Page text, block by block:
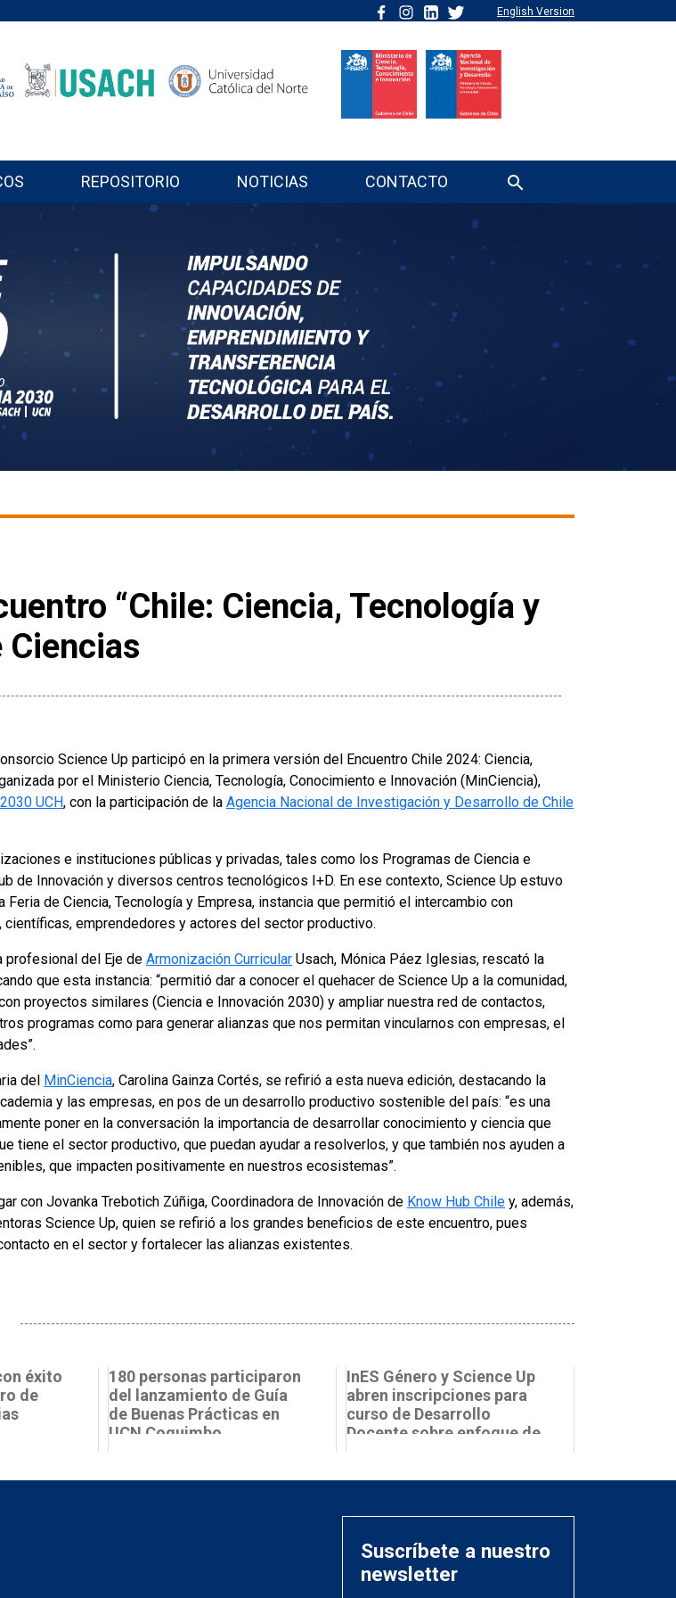
English Version
REPOSITORIO NOTICIAS CONTACTO
“Chile: Ciencia, Tecnología y
Ciencias
Science Up participó en la primera versión del Encuentro Chile 2024: Ciencia,
por el Ministerio Ciencia, Tecnología, Conocimiento e Innovación (MinCiencia),
UCH, con la participación de la Agencia Nacional de Investigación y Desarrollo de Chile
e instituciones públicas y privadas, tales como los Programas de Ciencia e
de Innovación y diversos centros tecnológicos I+D. En ese contexto, Science Up estuvo
Feria de Ciencia, Tecnología y Empresa, instancia que permitió el intercambio con
emprendedores y actores del sector productivo.
profesional del Eje de Armonización Curricular Usach, Mónica Páez Iglesias, rescató la
que esta instancia: “permitió dar a conocer el quehacer de Science Up a la comunidad,
proyectos similares (Ciencia e Innovación 2030) y ampliar nuestra red de contactos,
programas como para generar alianzas que nos permitan vincularnos con empresas, el
del MinCiencia, Carolina Gainza Cortés, se refirió a esta nueva edición, destacando la
y las empresas, en pos de un desarrollo productivo sostenible del país: “es una
poner en la conversación la importancia de desarrollar conocimiento y ciencia que
tiene el sector productivo, que puedan ayudar a resolverlos, y que también nos ayuden a
que impacten positivamente en nuestros ecosistemas”.
con Jovanka Trebotich Zúñiga, Coordinadora de Innovación de Know Hub Chile y, además,
Science Up, quien se refirió a los grandes beneficios de este encuentro, pues
en el sector y fortalecer las alianzas existentes.
éxito
de
180 personas participaron
del lanzamiento de Guía
de Buenas Prácticas en
UCN Coquimbo
InES Género y Science Up
abren inscripciones para
curso de Desarrollo
Docente sobre enfoque de
Suscríbete a nuestro
newsletter